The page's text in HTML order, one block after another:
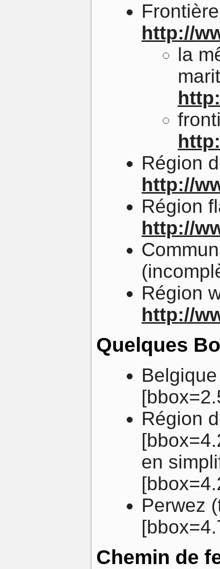
http://
la
Région
http://
Région
http://
Région
http://
Quelques
Belgique
Région
en
Perwez
Chemin de